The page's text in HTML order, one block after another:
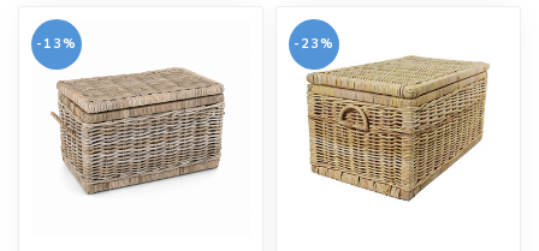
-13% -23%